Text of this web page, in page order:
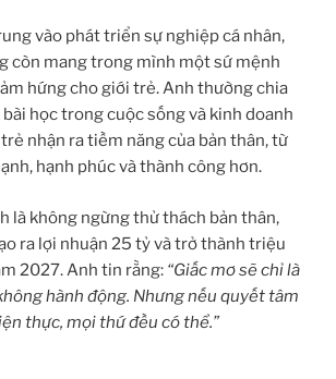
vào phát triển sự nghiệp cá nhân,
còn mang trong mình một sứ mệnh
hứng cho giới trẻ. Anh thường chia
học trong cuộc sống và kinh doanh
nhận ra tiềm năng của bản thân, từ
hạnh phúc và thành công hơn.
là không ngừng thử thách bản thân,
ra lợi nhuận 25 tỷ và trở thành triệu
2027. Anh tin rằng: “Giấc mơ sẽ chỉ là
hành động. Nhưng nếu quyết tâm
thực, mọi thứ đều có thể.”